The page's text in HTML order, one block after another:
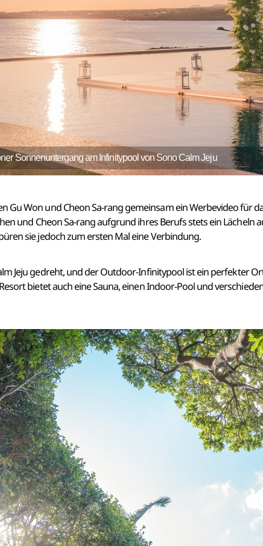
Sonnenuntergang am Infinitypool von Sono Calm Jeju
Gu Won und Cheon Sa-rang gemeinsam ein Werbevideo für
und Cheon Sa-rang aufgrund ihres Berufs stets ein
sie jedoch zum ersten Mal eine Verbindung.
Jeju gedreht, und der Outdoor-Infinitypool ist ein perfekter
bietet auch eine Sauna, einen Indoor-Pool und